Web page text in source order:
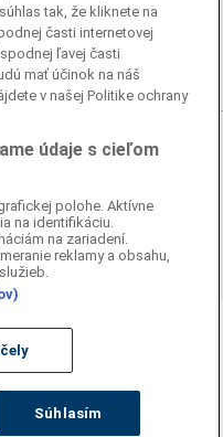
Slovensko
alebo ďalšie šírenie
TASR je bez
TASR porušením
tak, že kliknete na
časti internetovej
ľavej časti
mať účinok na náš
v našej Politike ochrany
údaje s cieľom
polohe. Aktívne
na identifikáciu.
na zariadení.
reklamy a obsahu,
Súhlasím